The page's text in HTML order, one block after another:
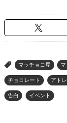
> マッチョコ屋
チョコレート アト
告白 イベント